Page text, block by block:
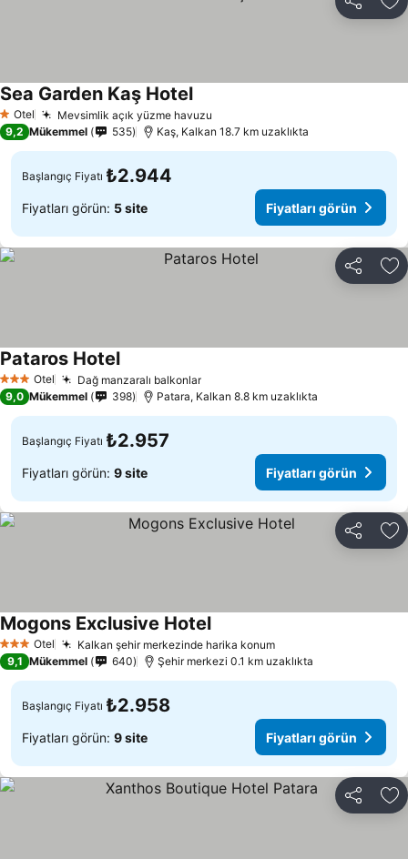
Paylaş
1 Yıldız
Otel Mevsimlik açık yüzme havuzu
Sea Garden Kaş HotelFiyatları görün
9,2 Mükemmel 535 Kaş, Kalkan 18.7 km uzaklıkta
Başlangıç Fiyatı ₺2.944
Fiyatları görün: 5 site Fiyatları görün
Paylaş
3 YıldızOtel Dağ manzaralı balkonlarFiyatları görün
Pataros HotelFiyatları görün
9,0 Mükemmel 398 Patara, Kalkan 8.8 km uzaklıkta
Başlangıç Fiyatı ₺2.957
Fiyatları görün: 9 site Fiyatları görün
Paylaş
3 YıldızOtel Kalkan şehir merkezinde harika konumFiyatları görün
Mogons Exclusive HotelFiyatları görün
9,1 Mükemmel 640 Şehir merkezi 0.1 km uzaklıkta
Başlangıç Fiyatı ₺2.958
Fiyatları görün: 9 site Fiyatları görün
Paylaş